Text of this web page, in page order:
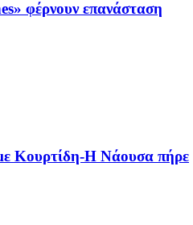
φέρνουν επανάσταση
Η Νάουσα πήρε